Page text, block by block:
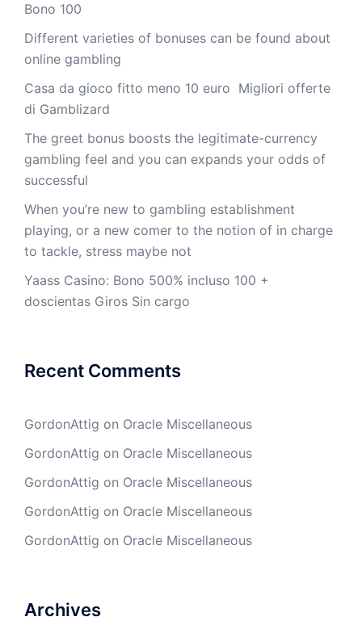
Bono 100
Different varieties of bonuses can be found about
online gambling
Casa da gioco fitto meno 10 euro ️ Migliori offerte
di Gamblizard
The greet bonus boosts the legitimate-currency
gambling feel and you can expands your odds of
successful
When you’re new to gambling establishment
playing, or a new comer to the notion of in charge
to tackle, stress maybe not
Yaass Casino: Bono 500% incluso 100 +
doscientas Giros Sin cargo
Recent Comments
GordonAttig on Oracle Miscellaneous
GordonAttig on Oracle Miscellaneous
GordonAttig on Oracle Miscellaneous
GordonAttig on Oracle Miscellaneous
GordonAttig on Oracle Miscellaneous
Archives